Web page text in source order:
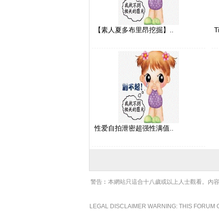
【素人夏多布里昂挖掘】..
性爱自拍泄密超强性满值..
警告︰本網站只這合十八歲或以上人士觀看。內
LEGAL DISCLAIMER WARNING: THIS FORUM